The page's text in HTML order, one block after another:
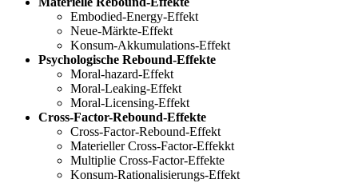
Embodied-Energy-Effekt
Neue-Märkte-Effekt
Konsum-Akkumulations-Effekt
Psychologische Rebound-Effekte
Moral-hazard-Effekt
Moral-Leaking-Effekt
Moral-Licensing-Effekt
Cross-Factor-Rebound-Effekte
Cross-Factor-Rebound-Effekt
Materieller Cross-Factor-Effekkt
Multiplie Cross-Factor-Effekte
Konsum-Rationalisierungs-Effekt